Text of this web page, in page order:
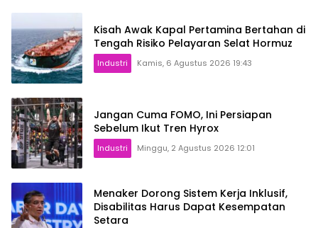
Kisah Awak Kapal Pertamina Bertahan di
Tengah Risiko Pelayaran Selat Hormuz
Industri Kamis, 6 Agustus 2026 19:43
Jangan Cuma FOMO, Ini Persiapan
Sebelum Ikut Tren Hyrox
Industri Minggu, 2 Agustus 2026 12:01
Menaker Dorong Sistem Kerja Inklusif,
Disabilitas Harus Dapat Kesempatan
Setara